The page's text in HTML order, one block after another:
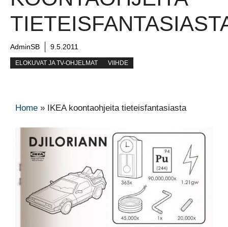
AdminSB 9.5.2011
ELOKUVAT JA TV-OHJELMAT VIIHDE
Home » IKEA koontaohjeita tieteisfantasiasta